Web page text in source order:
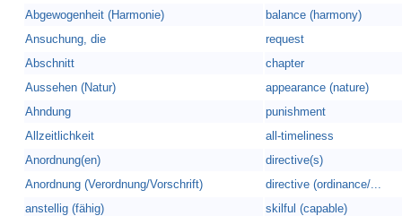
Abgewogenheit (Harmonie)
balance (harmony)
Ansuchung, die
request
Abschnitt
chapter
Aussehen (Natur)
appearance (nature)
Ahndung
punishment
Allzeitlichkeit
all-timeliness
Anordnung(en)
directive(s)
Anordnung (Verordnung/Vorschrift)
directive (ordinance/...
anstellig (fähig)
skilful (capable)